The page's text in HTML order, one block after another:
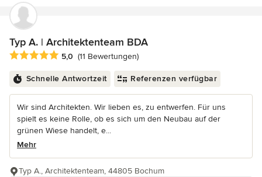
Typ A. | Architektenteam BDA
Durchschnittliche Bewertung: 5 von 5 Sternen
5,0 (11 Bewertungen)
Schnelle Antwortzeit Referenzen verfügbar
Wir sind Architekten. Wir lieben es, zu entwerfen. Für uns
spielt es keine Rolle, ob es sich um den Neubau auf der
grünen Wiese handelt, e...
Mehr
Typ A., Architektenteam, 44805 Bochum